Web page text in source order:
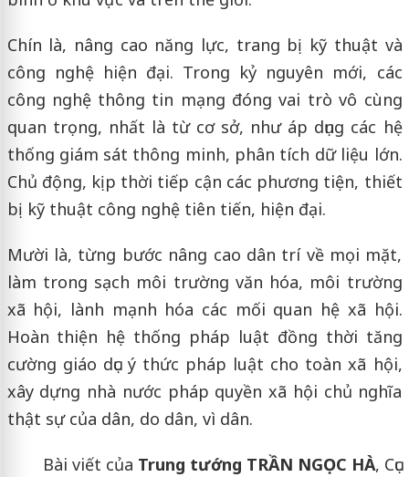
Chín là, nâng cao năng lực, trang bị kỹ thuật và
công nghệ hiện đại. Trong kỷ nguyên mới, các
công nghệ thông tin mạng đóng vai trò vô cùng
quan trọng, nhất là từ cơ sở, như áp dụng các hệ
thống giám sát thông minh, phân tích dữ liệu lớn.
Chủ động, kịp thời tiếp cận các phương tiện, thiết
bị kỹ thuật công nghệ tiên tiến, hiện đại.
Mười là, từng bước nâng cao dân trí về mọi mặt,
làm trong sạch môi trường văn hóa, môi trường
xã hội, lành mạnh hóa các mối quan hệ xã hội.
Hoàn thiện hệ thống pháp luật đồng thời tăng
cường giáo dục ý thức pháp luật cho toàn xã hội,
xây dựng nhà nước pháp quyền xã hội chủ nghĩa
thật sự của dân, do dân, vì dân.
Bài viết của Trung tướng TRẦN NGỌC HÀ, Cục